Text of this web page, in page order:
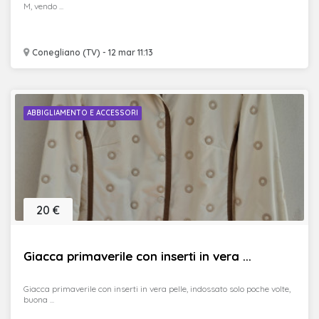
Conegliano (TV) - 12 mar 11:13
M, vendo ...
ABBIGLIAMENTO E ACCESSORI
Giacca primaverile con inserti in vera ...
20 €
Giacca primaverile con inserti in vera pelle, indossato solo poche volte,
buona ...